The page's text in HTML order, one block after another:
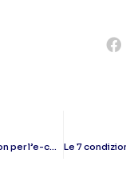
Marketing automation per l’e-commerce: quanto fatturato genera davvero? Il caso Overly